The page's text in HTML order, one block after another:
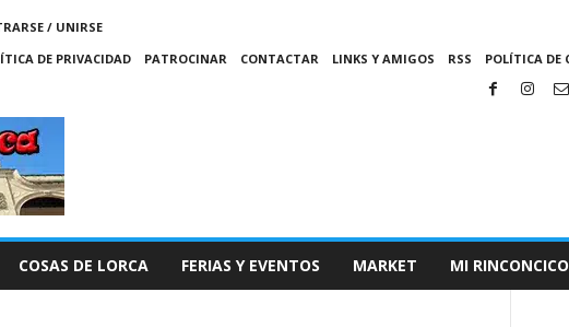
/ UNIRSE
DE PRIVACIDAD PATROCINAR CONTACTAR LINKS Y AMIGOS RSS POLÍTICA DE
COSAS DE LORCA FERIAS Y EVENTOS MARKET MI RINCONCICO